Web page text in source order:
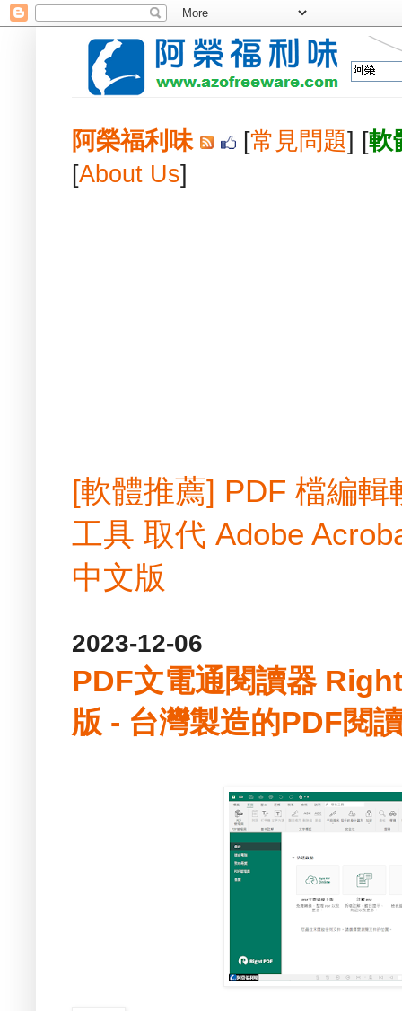
阿榮福利味 [常見問題] [軟
[About Us]
[軟體推薦] PDF 檔編
工具 取代 Adobe
中文版
2023-12-06
PDF文電通閱讀器
版 - 台灣製造的PDF閱